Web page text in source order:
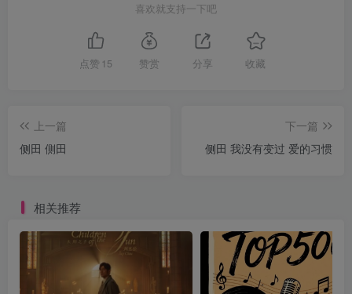
喜欢就支持一下吧
点赞 15 赞赏 分享 收藏
上一篇
侧田 側田
下一篇
侧田 我没有变过 爱的习惯
相关推荐